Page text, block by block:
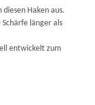
diesen Haken aus.
länger als
entwickelt zum